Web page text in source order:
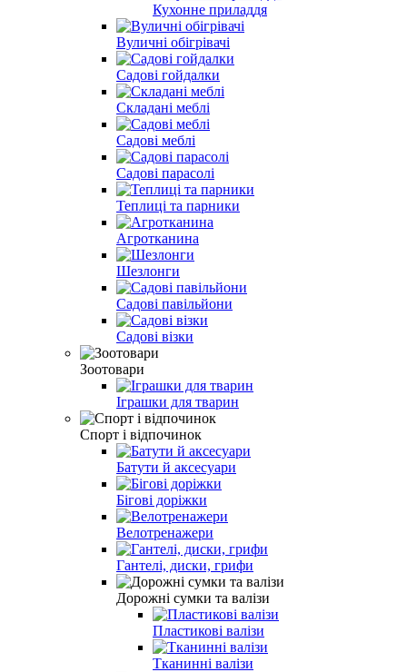
Кухонне приладдя
Вуличні обігрівачі
Садові гойдалки
Складані меблі
Садові меблі
Садові парасолі
Теплиці та парники
Агротканина
Шезлонги
Садові павільйони
Садові візки
Зоотовари
Іграшки для тварин
Спорт і відпочинок
Батути й аксесуари
Бігові доріжки
Велотренажери
Гантелі, диски, грифи
Дорожні сумки та валізи
Пластикові валізи
Тканинні валізи